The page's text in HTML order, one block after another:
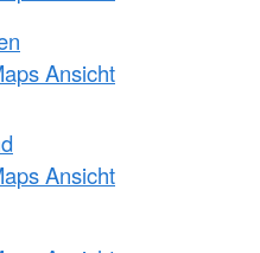
Ansicht
Ansicht